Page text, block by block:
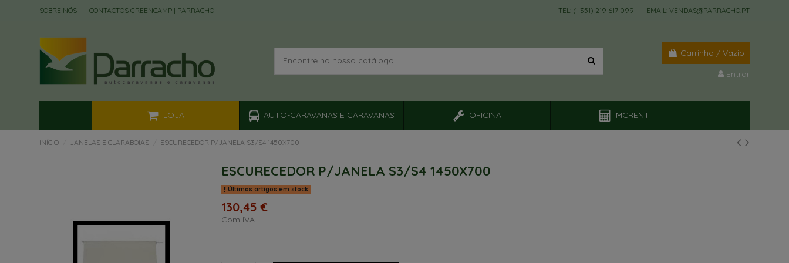
SOBRE NÓS CONTACTOS GREENCAMP | PARRACHO TEL: (+351) 219 617 099 EMAIL: VENDAS@PARRACHO.PT
Carrinho / Vazio
Entrar
LOJA AUTO-CARAVANAS E CARAVANAS OFICINA MCRENT
INÍCIO JANELAS E CLARABOIAS ESCURECEDOR P/JANELA S3/S4 1450X700
ESCURECEDOR P/JANELA S3/S4 1450X700
Últimos artigos em stock
130,45 €
Com IVA